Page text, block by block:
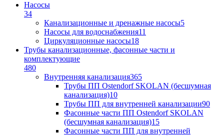
Насосы
34
Канализационные и дренажные насосы5
Насосы для водоснабжения11
Циркуляционные насосы18
Трубы канализационные, фасонные части и
комплектующие
480
Внутренняя канализация365
Трубы ПП Ostendorf SKOLAN (бесшумная
канализация)10
Трубы ПП для внутренней канализации90
Фасонные части ПП Ostendorf SKOLAN
(бесшумная канализация)15
Фасонные части ПП для внутренней